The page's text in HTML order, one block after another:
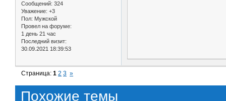
Сообщений: 324
Уважение: +3
Пол: Мужской
Провел на форуме:
1 день 21 час
Последний визит:
30.09.2021 18:39:53
Страница:1 2 3 »
Похожие темы